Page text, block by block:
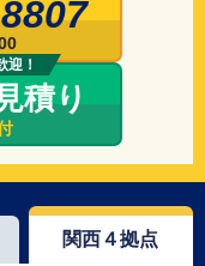
迎！
積り
関西４拠点